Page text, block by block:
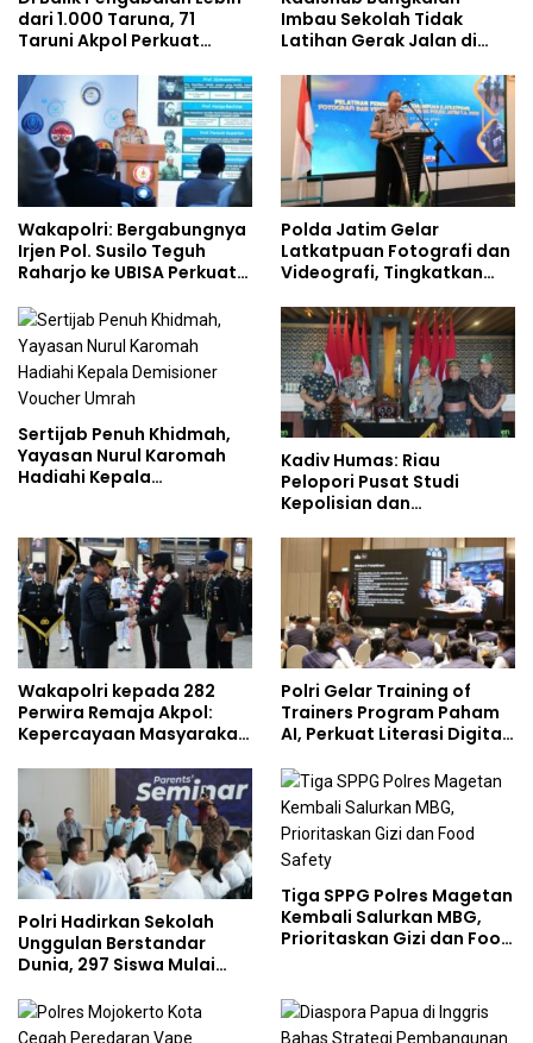
dari 1.000 Taruna, 71
Taruni Akpol Perkuat
Siswa Sekolah Rakyat
Imbau Sekolah Tidak
Latihan Gerak Jalan di
Wakapolri: Bergabungnya
Irjen Pol. Susilo Teguh
Raharjo ke UBISA Perkuat
Studi Kepolisian
Polda Jatim Gelar
Latkatpuan Fotografi dan
Videografi, Tingkatkan
Era Digital
Sertijab Penuh Khidmah,
Yayasan Nurul Karomah
Hadiahi Kepala
Kadiv Humas: Riau
Pelopori Pusat Studi
Kepolisian dan
Policing Masuki Babak
Wakapolri kepada 282
Perwira Remaja Akpol:
Kepercayaan Masyarakat
Polri Gelar Training of
Trainers Program Paham
AI, Perkuat Literasi Digital
Polri Hadirkan Sekolah
Unggulan Berstandar
Dunia, 297 Siswa Mulai
Tiga SPPG Polres Magetan
Kembali Salurkan MBG,
Prioritaskan Gizi dan Food